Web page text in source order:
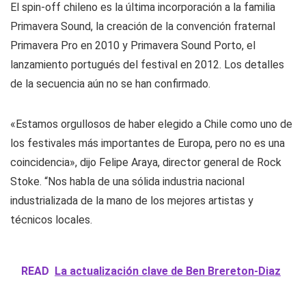
El spin-off chileno es la última incorporación a la familia
Primavera Sound, la creación de la convención fraternal
Primavera Pro en 2010 y Primavera Sound Porto, el
lanzamiento portugués del festival en 2012. Los detalles
de la secuencia aún no se han confirmado.
«Estamos orgullosos de haber elegido a Chile como uno de
los festivales más importantes de Europa, pero no es una
coincidencia», dijo Felipe Araya, director general de Rock
Stoke. “Nos habla de una sólida industria nacional
industrializada de la mano de los mejores artistas y
técnicos locales.
READ La actualización clave de Ben Brereton-Diaz